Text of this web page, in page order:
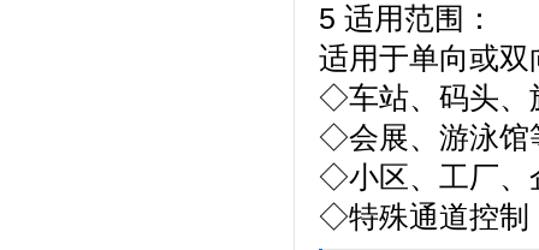
5 适用范围：
适用于单向或
◇车站、码头、
◇会展、游泳馆
◇小区、工厂、
◇特殊通道控制